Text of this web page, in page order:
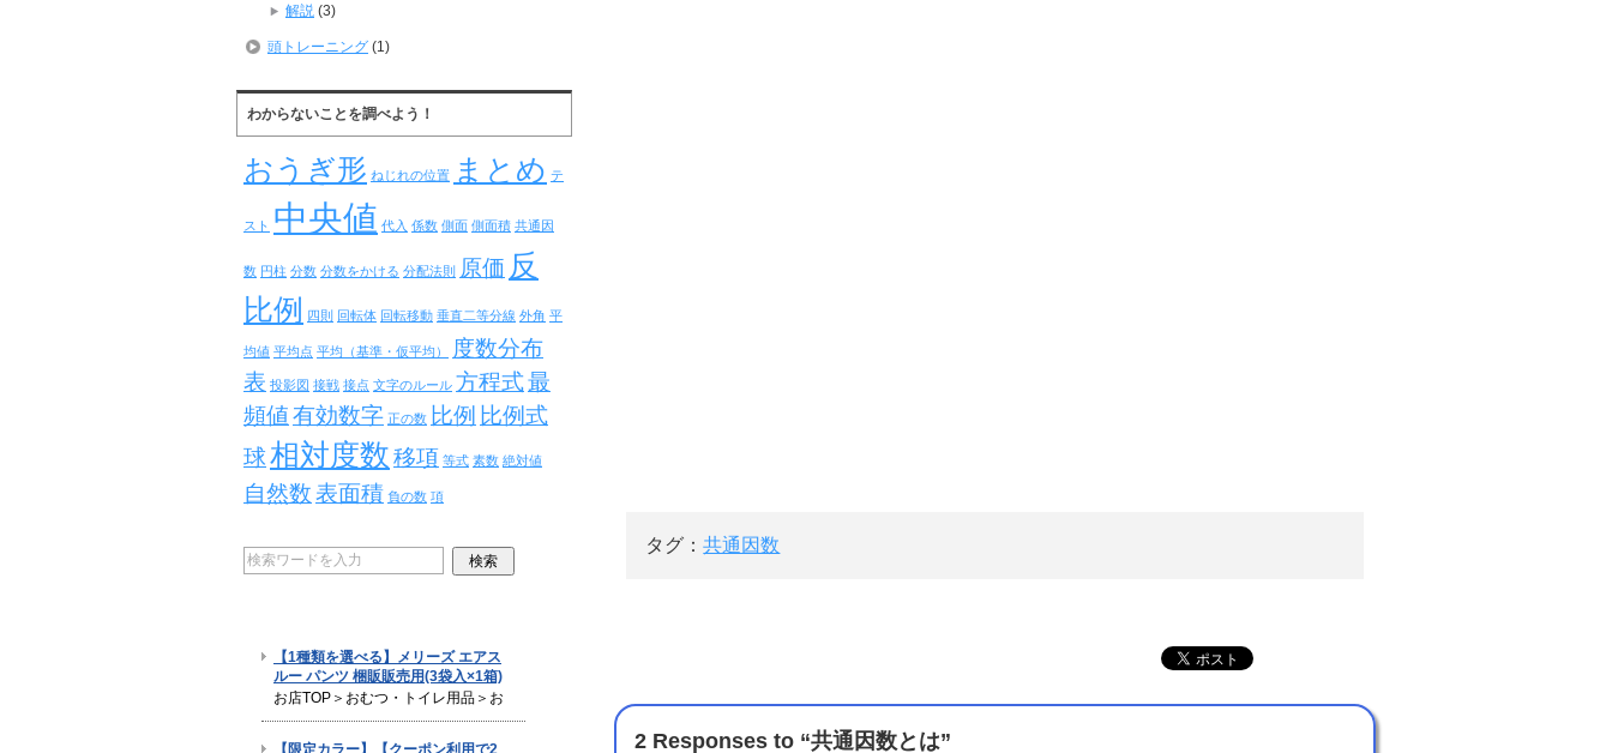
タグ：共通因数
2 Responses to “共通因数とは”
解説 (3)
頭トレーニング (1)
わからないことを調べよう！
おうぎ形 ねじれの位置 まとめ テ
スト 中央値 代入 係数 側面 側面積 共通因
数 円柱 分数 分数をかける 分配法則 原価 反
比例
四則 回転体 回転移動 垂直二等分線 外角 平
均値 平均点 平均（基準・仮平均）
度数分布
表 投影図 接戦 接点 文字のルール 方程式最
頻値有効数字 正の数 比例 比例式
球相対度数移項 等式 素数 絶対値
自然数表面積 負の数 項